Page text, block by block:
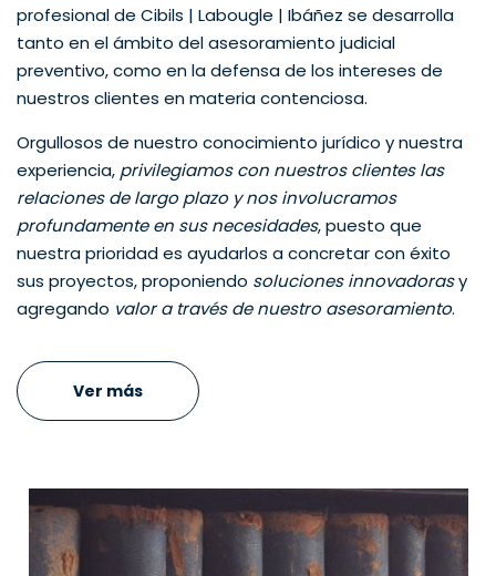
profesional de Cibils | Labougle | Ibáñez se desarrolla
tanto en el ámbito del asesoramiento judicial
preventivo, como en la defensa de los intereses de
nuestros clientes en materia contenciosa.
Orgullosos de nuestro conocimiento jurídico y nuestra
experiencia, privilegiamos con nuestros clientes las
relaciones de largo plazo y nos involucramos
profundamente en sus necesidades, puesto que
nuestra prioridad es ayudarlos a concretar con éxito
sus proyectos, proponiendo soluciones innovadorasy
agregando valor a través de nuestro asesoramiento.
Ver más